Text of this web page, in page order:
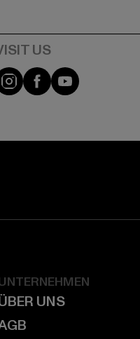
Visit our Instagram
Visit ourVisit our
UNS